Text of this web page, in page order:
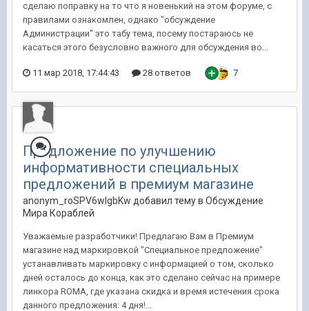
сделаю поправку на то что я новенький на этом форуме, с
правилами ознакомлен, однако "обсуждение
Администрации" это табу тема, посему постараюсь не
касаться этого безусловно важного для обсуждения во...
11 мар 2018, 17:44:43 28 ответов 7
Предложение по улучшению
информативности специальных
предложений в премиум магазине
anonym_roSPV6wIgbKw добавил тему в Обсуждение
Мира Кораблей
Уважаемые разработчики! Предлагаю Вам в Премиум
магазине над маркировкой "Специальное предложение"
устанавливать маркировку с информацией о том, сколько
дней осталось до конца, как это сделано сейчас на примере
линкора ROMA, где указана скидка и время истечения срока
данного предложения: 4 дня!...